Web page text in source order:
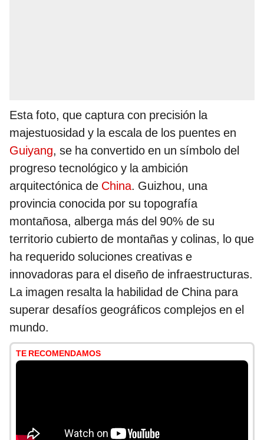
Esta foto, que captura con precisión la
majestuosidad y la escala de los puentes en
Guiyang, se ha convertido en un símbolo del
progreso tecnológico y la ambición
arquitectónica de China. Guizhou, una
provincia conocida por su topografía
montañosa, alberga más del 90% de su
territorio cubierto de montañas y colinas, lo que
ha requerido soluciones creativas e
innovadoras para el diseño de infraestructuras.
La imagen resalta la habilidad de China para
superar desafíos geográficos complejos en el
mundo.
TE RECOMENDAMOS